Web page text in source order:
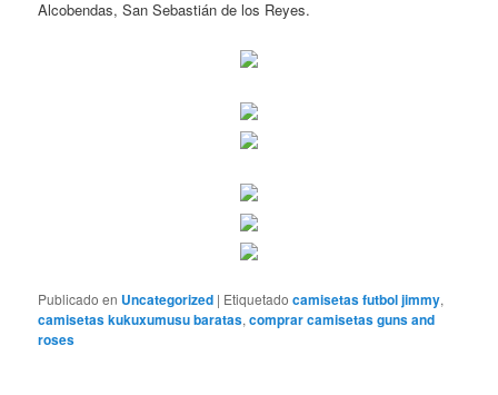
Alcobendas, San Sebastián de los Reyes.
Publicado en Uncategorized | Etiquetado camisetas futbol jimmy,
camisetas kukuxumusu baratas,comprar camisetas guns and
roses